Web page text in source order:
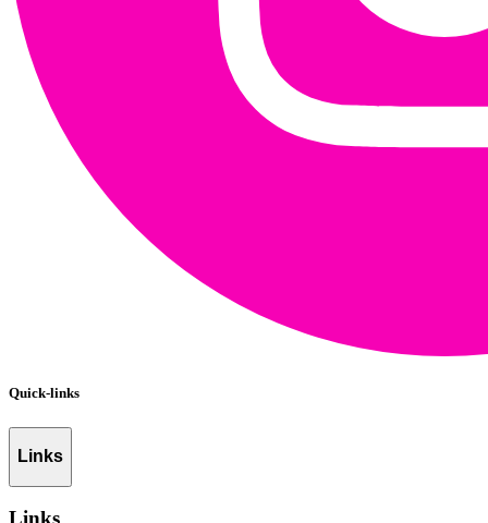
Quick-links
Links